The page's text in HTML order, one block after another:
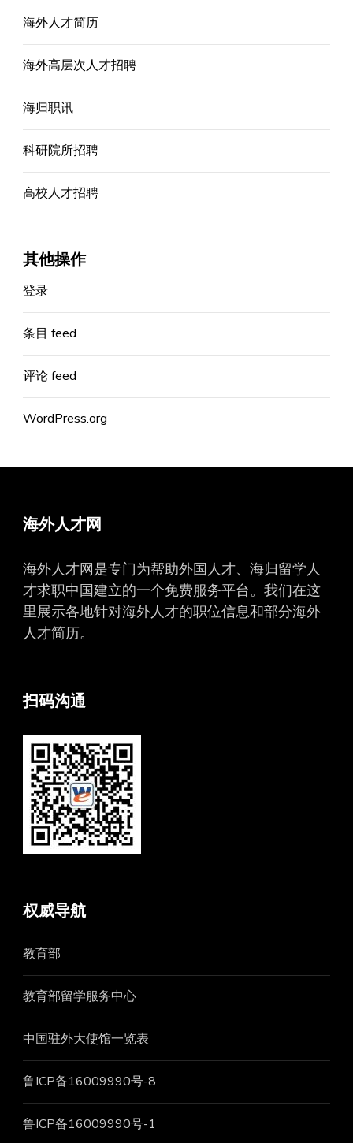
海外人才简历
海外高层次人才招聘
海归职讯
科研院所招聘
高校人才招聘
其他操作
登录
条目 feed
评论 feed
WordPress.org
海外人才网
海外人才网是专门为帮助外国人才、海归留学人
才求职中国建立的一个免费服务平台。我们在这
里展示各地针对海外人才的职位信息和部分海外
人才简历。
扫码沟通
权威导航
教育部
教育部留学服务中心
中国驻外大使馆一览表
鲁ICP备16009990号-8
鲁ICP备16009990号-1